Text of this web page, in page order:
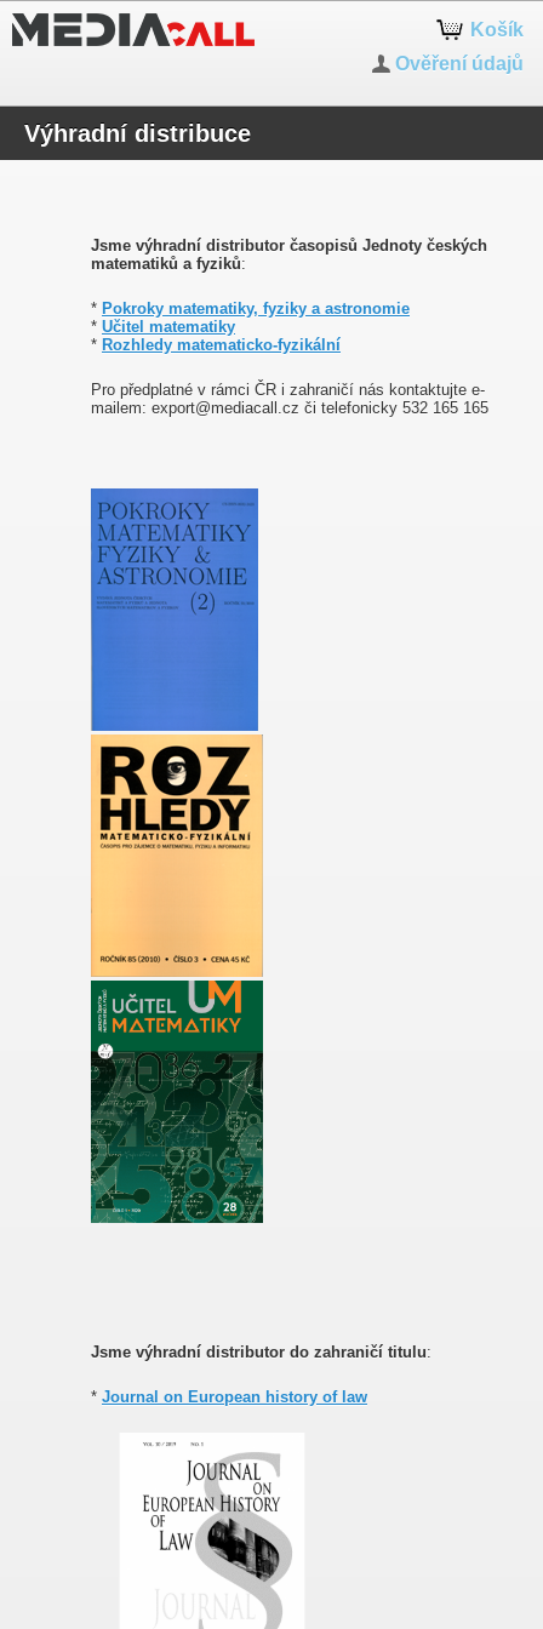
Košík
Ověření údajů
Výhradní distribuce
Jsme výhradní distributor časopisů Jednoty českých
matematiků a fyziků:
* Pokroky matematiky, fyziky a astronomie
* Učitel matematiky
* Rozhledy matematicko-fyzikální
Pro předplatné v rámci ČR i zahraničí nás kontaktujte e-
mailem: export@mediacall.cz či telefonicky 532 165 165
Jsme výhradní distributor do zahraničí titulu:
* Journal on European history of law